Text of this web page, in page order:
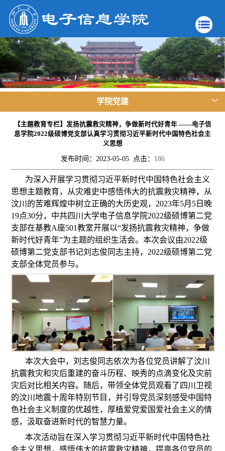
学院党建
【主题教育专栏】发扬抗震救灾精神，争做新时代好青年 ——电子信
息学院2022级硕博党支部认真学习贯彻习近平新时代中国特色社会主
义思想
发布时间：2023-05-05 点击： 186
为深入开展学习贯彻习近平新时代中国特色社会主义
思想主题教育，从灾难史中感悟伟大的抗震救灾精神，从
汶川的苦难辉煌中树立正确的大历史观，2023年5月5日晚
19点30分，中共四川大学电子信息学院2022级硕博第二党
支部在基教A座501教室开展以“发扬抗震救灾精神，争做
新时代好青年”为主题的组织生活会。本次会议由2022级
硕博第二党支部书记刘志俊同志主持，2022级硕博第二党
支部全体党员参与。
本次大会中，刘志俊同志依次为各位党员讲解了汶川
抗震救灾和灾后重建的奋斗历程、映秀的点滴变化及灾前
灾后对比相关内容。随后，带领全体党员观看了四川卫视
的汶川地震十周年特别节目，并引导党员深刻感受中国特
色社会主义制度的优越性，厚植爱党爱国爱社会主义的情
感，汲取奋进新时代的智慧力量。
本次活动旨在深入学习贯彻习近平新时代中国特色社
会主义思想，感悟伟大的抗震救灾精神，提高各位党员的